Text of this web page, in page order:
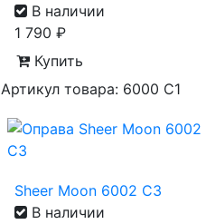
В наличии
1 790 ₽
Купить
Артикул товара: 6000 С1
Sheer Moon 6002 С3
В наличии